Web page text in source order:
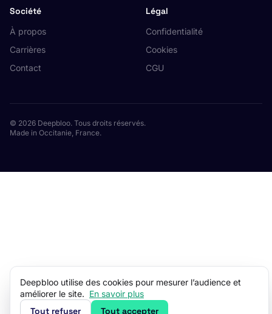
Société
À propos
Carrières
Contact
Légal
Confidentialité
Cookies
CGU
© 2026 Deepbloo. Tous droits réservés.
Made in Occitanie, France.
Deepbloo utilise des cookies pour mesurer l’audience et
améliorer le site. En savoir plus
Tout refuser Tout accepter